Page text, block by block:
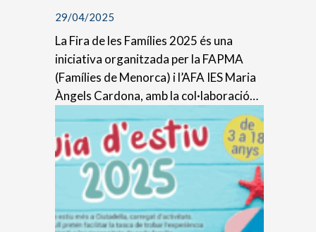
29/04/2025
La Fira de les Famílies 2025 és una
iniciativa organitzada per la FAPMA
(Famílies de Menorca) i l’AFA IES Maria
Àngels Cardona, amb la col·laboració…